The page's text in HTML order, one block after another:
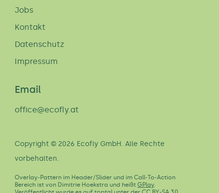
Jobs
Kontakt
Datenschutz
Impressum
Email
office@ecofly.at
Copyright © 2026 Ecofly GmbH. Alle Rechte
vorbehalten.
Overlay-Pattern im Header/Slider und im Call-To-Action
Bereich ist von Dimitrie Hoekstra und heißt GPlay.